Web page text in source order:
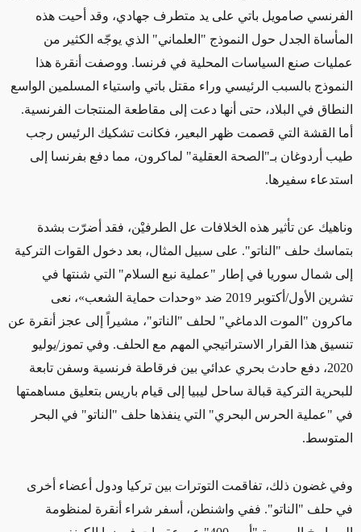
الفرنسي صامويل باتي على يد متطرف جهادي، وقد أحيت هذه
المأساة الجدل حول النموذج "العلماني" الذي يوجّه الكثير من
عمليات صنع السياسات المحلية في فرنسا. ووصفت أنقرة هذا
النموذج بالسبب الرئيسي وراء مقتل باتي واستياء المسلمين الواسع
النطاق في البلاد، حتى أنها دعت إلى مقاطعة المنتجات الفرنسية.
أما القشة التي قصمت ظهر البعير، فكانت تشكيك الرئيس رجب
طيب أردوغان بـ"الصحة العقلية" لماكرون، مما دفع بفرنسا إلى
استدعاء سفيرها.
وناهيك عن تأثير هذه الخلافات عل الطرفيْن، فقد أضرّت بشدة
بتماسك حلف "الناتو". على سبيل المثال، بعد دخول القوات التركية
إلى شمال سوريا في إطار "عملية نبع السلام" التي شنتها في
تشرين الأول/أكتوبر 2019 ضد
«وحدات حماية الشعب»، نعى
ماكرون "الموت الدماغي" لحلف "الناتو"، مشيراً
إلى عجز أنقرة عن
تنسيق هذا القرار الاستراتيجي المهم مع الحلف. وفي تموز/يوليو
2020، دفع حادث
بحري عدائي بين فرقاطة فرنسية وسفن تابعة
للبحرية التركية قبالة ساحل ليبيا إلى قيام باريس بتعليق مساهمتها
في "عملية الحرس البحري" التي ينفذها حلف "الناتو" في البحر
المتوسط.
وفي غضون ذلك، تفاقمت التوترات بين تركيا ودول أعضاء أخرى
في حلف "الناتو". ففي واشنطن، أسفر شراء أنقرة لمنظومة